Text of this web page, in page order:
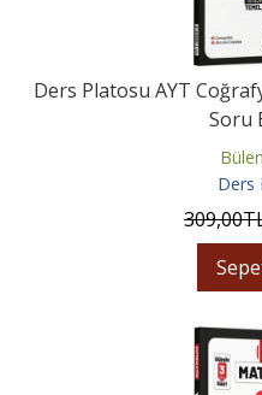
Ders Platosu AYT
Soru
Ders
309,00